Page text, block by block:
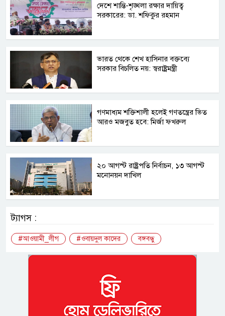
দেশে শান্তি-শৃঙ্খলা রক্ষার দায়িত্ব
সরকারের: ডা. শফিকুর রহমান
ভারত থেকে শেখ হাসিনার বক্তব্যে
সরকার বিচলিত নয়: স্বরাষ্ট্রমন্ত্রী
গণমাধ্যম শক্তিশালী হলেই গণতন্ত্রের ভিত
আরও মজবুত হবে: মির্জা ফখরুল
২০ আগস্ট রাষ্ট্রপতি নির্বাচন, ১৩ আগস্ট
মনোনয়ন দাখিল
ট্যাগস :
#আওয়ামী_লীগ #ওবায়দুল কাদের বঙ্গবন্ধু